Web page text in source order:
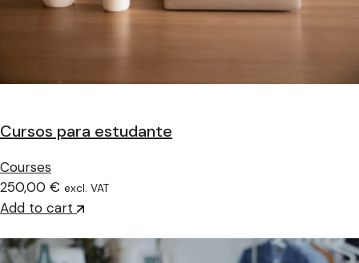
Cursos para estudante
Courses
250,00 € excl. VAT
Add to cart